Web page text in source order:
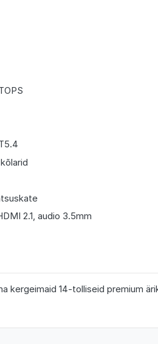
2.1, audio 3.5mm
kergeimaid 14-tolliseid premium